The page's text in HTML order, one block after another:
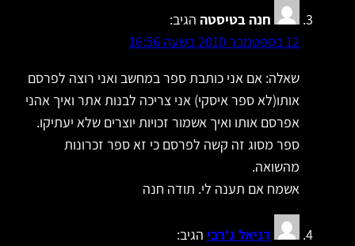
חנה בטיסטההגיב:
12 בספטמבר 2010 בשעה 16:56
שאלה: אם אני כותבת ספר במחשב ואני רוצה לפרסם
אותו(לא ספר איסקי) אני צריכה לבנות אתר ואיך אהני
אפרסם אותו ואיך אשמור זכויות יוצרים שלא יעתיקו.
ספר מסוג זה קשה לפרסם כי זא ספר זכרונות
מהשואה.
אשמח אם תענה לי. תודה חנה
דניאל ג'רבי הגיב: